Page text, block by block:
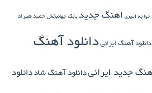
خواجه امیری اهنگ جدید بابک جهانبخش حمید هیراد
دانلود آهنگ ایرانی دانلود آهنگ
جدید ایرانیدانلود آهنگ شاد دانلود